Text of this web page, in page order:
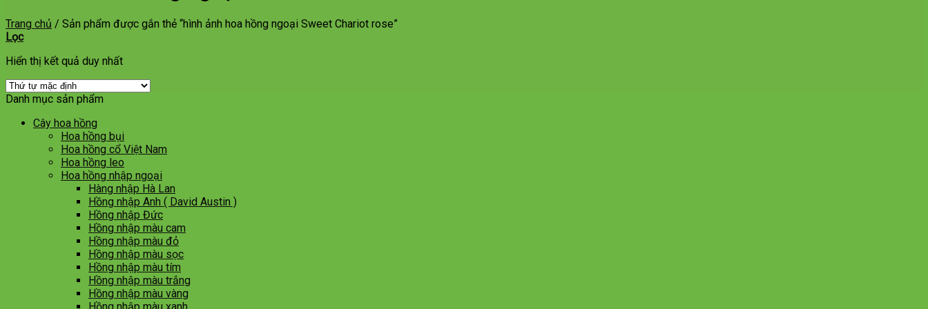
Trang chủ / Sản phẩm được gắn thẻ “hình ảnh hoa hồng ngoại Sweet Chariot rose”
Lọc
Hiển thị kết quả duy nhất
Danh mục sản phẩm
Cây hoa hồng
Hoa hồng bụi
Hoa hồng cổ Việt Nam
Hoa hồng leo
Hoa hồng nhập ngoại
Hàng nhập Hà Lan
Hồng nhập Anh ( David Austin )
Hồng nhập Đức
Hồng nhập màu cam
Hồng nhập màu đỏ
Hồng nhập màu sọc
Hồng nhập màu tím
Hồng nhập màu trắng
Hồng nhập màu vàng